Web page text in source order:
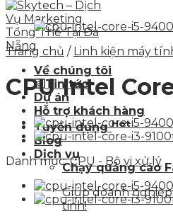
Về chúng tôi
Tin tức
Dự án
Hỗ trợ khách hàng
Tuyển dụngHot
Blog
Dịch vụ
Chạy quảng cáo
Giúp doanh
tinh!
Trang chủ / Linh kiện máy
CPU Intel
Danh mục:CPU - Bộ vi xử lý